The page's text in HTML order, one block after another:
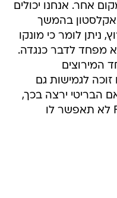
אחר. אנחנו יכולים
אקלסטון בהמשך
ניתן לומר כי מונקו
מפחד לדבר כנגדה.
המירוצים
לגמישות גם
הבריטי ירצה בכך,
סביר להניח שהתערבות ה-FIA לא תאפשר לו